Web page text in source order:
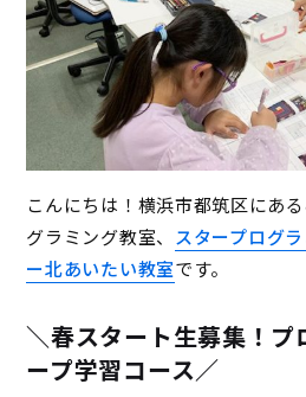
こんにちは！横浜市都筑区にあ
グラミング教室、 スタープログ
ー北あいたい教室です。
＼春スタート生募集！プ
ープ学習コース／